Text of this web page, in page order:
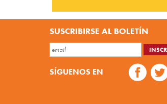
SUSCRIBIRSE AL BOLETÍN
SÍGUENOS EN